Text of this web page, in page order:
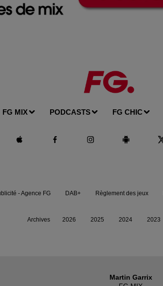
FG MIX PODCASTS FG CHIC
Martin Garrix
- Agence FG DAB+ Règlement des jeux
Archives 2026 2025 2024 2023